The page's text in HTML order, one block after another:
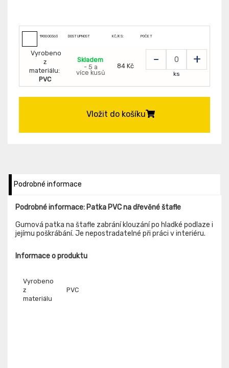
190000363 DOSTUPNOST KČ/KS: POČET
Vyrobeno
z
materiálu:
PVC
Skladem
- 5 a
více kusů
84 Kč - +
ks
Vložit do košíku
Podrobné informace
Podrobné informace: Patka PVC na dřevěné štafle
Gumová patka na štafle zabrání klouzání po hladké podlaze i
jejímu poškrábání. Je nepostradatelné při práci v interiéru.
Informace o produktu
Vyrobeno
z
materiálu
PVC